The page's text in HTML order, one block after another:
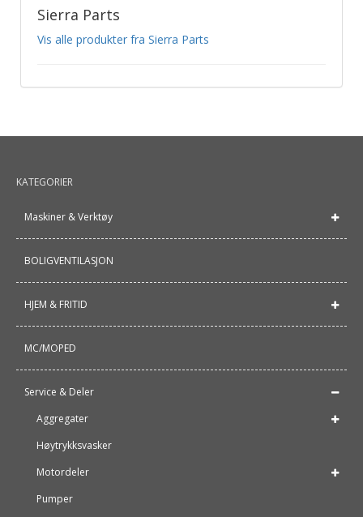
Sierra Parts
Vis alle produkter fra Sierra Parts
KATEGORIER
Maskiner & Verktøy
BOLIGVENTILASJON
HJEM & FRITID
MC/MOPED
Service & Deler
Aggregater
Høytrykksvasker
Motordeler
Pumper